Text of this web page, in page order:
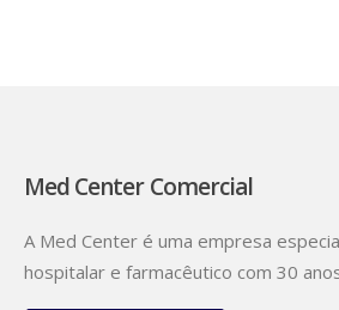
Med Center Comercial
A Med Center é uma empresa
hospitalar e farmacêutico com 30